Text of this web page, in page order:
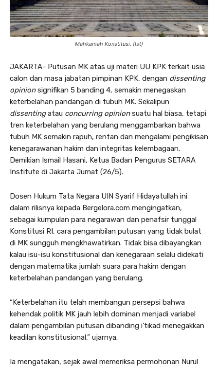
Mahkamah Konstitusi. (Ist)
JAKARTA- Putusan MK atas uji materi UU KPK terkait usia
calon dan masa jabatan pimpinan KPK, dengan dissenting
opinionsignifikan 5 banding 4, semakin menegaskan
keterbelahan pandangan di tubuh MK. Sekalipun
dissentingatau concurring opinionsuatu hal biasa, tetapi
tren keterbelahan yang berulang menggambarkan bahwa
tubuh MK semakin rapuh, rentan dan mengalami pengikisan
kenegarawanan hakim dan integritas kelembagaan.
Demikian Ismail Hasani, Ketua Badan Pengurus SETARA
Institute di Jakarta Jumat (26/5).
Dosen Hukum Tata Negara UIN Syarif Hidayatullah ini
dalam rilisnya kepada Bergelora.com mengingatkan,
sebagai kumpulan para negarawan dan penafsir tunggal
Konstitusi RI, cara pengambilan putusan yang tidak bulat
di MK sungguh mengkhawatirkan. Tidak bisa dibayangkan
kalau isu-isu konstitusional dan kenegaraan selalu didekati
dengan matematika jumlah suara para hakim dengan
keterbelahan pandangan yang berulang.
“Keterbelahan itu telah membangun persepsi bahwa
kehendak politik MK jauh lebih dominan menjadi variabel
dalam pengambilan putusan dibanding i’tikad menegakkan
keadilan konstitusional,” ujarnya.
Ia mengatakan, sejak awal memeriksa permohonan Nurul